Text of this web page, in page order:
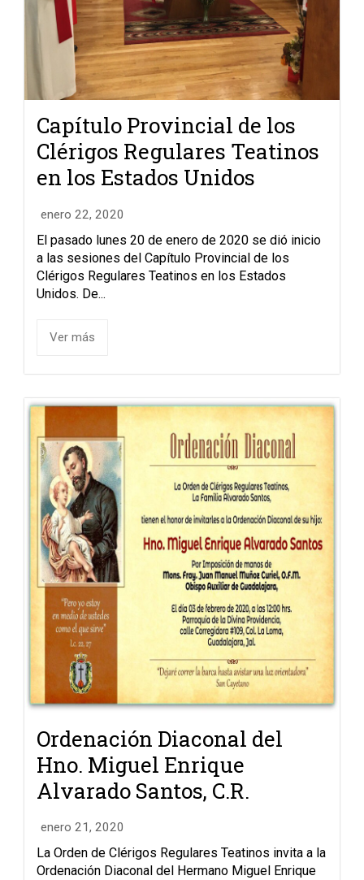
Capítulo Provincial de los
Clérigos Regulares Teatinos
en los Estados Unidos
enero 22, 2020
El pasado lunes 20 de enero de 2020 se dió inicio
a las sesiones del Capítulo Provincial de los
Clérigos Regulares Teatinos en los Estados
Unidos. De...
Ver más
Ordenación Diaconal del
Hno. Miguel Enrique
Alvarado Santos, C.R.
enero 21, 2020
La Orden de Clérigos Regulares Teatinos invita a la
Ordenación Diaconal del Hermano Miguel Enrique